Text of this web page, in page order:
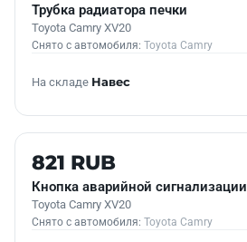
Трубка радиатора печки
Toyota Camry XV20
Снято с автомобиля: Toyota Camry
На складе Навес
Б/У В НАЛИЧИИ
821 RUB
Кнопка аварийной сигнализации
Toyota Camry XV20
Снято с автомобиля: Toyota Camry